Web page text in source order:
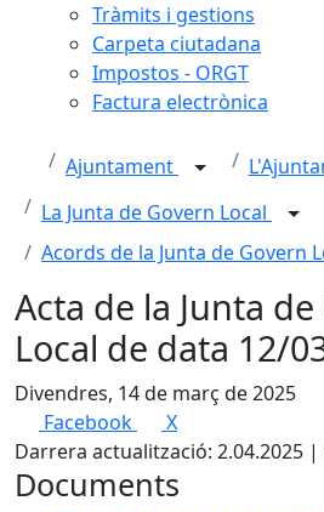
Tràmits i gestions
Carpeta ciutadana
Impostos - ORGT
Factura electrònica
Ajuntament
La Junta de Govern Local
Acords de la Junta de Govern
Acta de la Junta
Local de data 12/
Divendres, 14 de març de 2025
Facebook
X
Darrera actualització: 2.04.2025 |
Documents